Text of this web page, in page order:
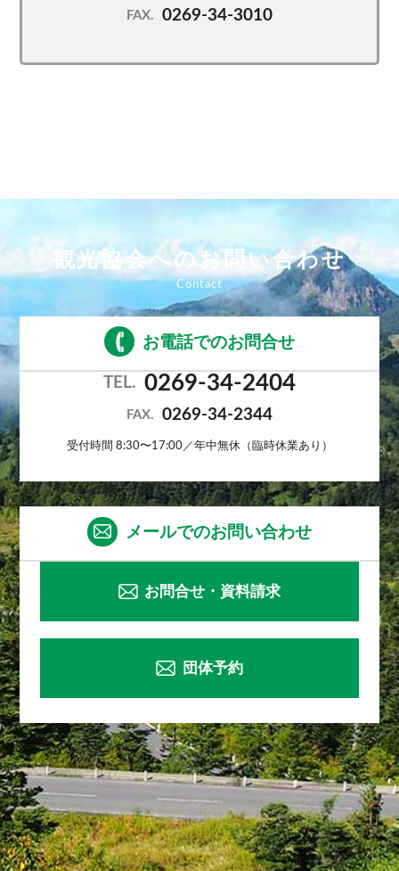
FAX. 0269-34-3010
観光協会へのお問い合わせ
お電話でのお問合せ
TEL. 0269-34-2404
FAX. 0269-34-2344
受付時間 8:30〜17:00／年中無休（臨時休業あり）
メールでのお問い合わせ
お問合せ・資料請求
団体予約